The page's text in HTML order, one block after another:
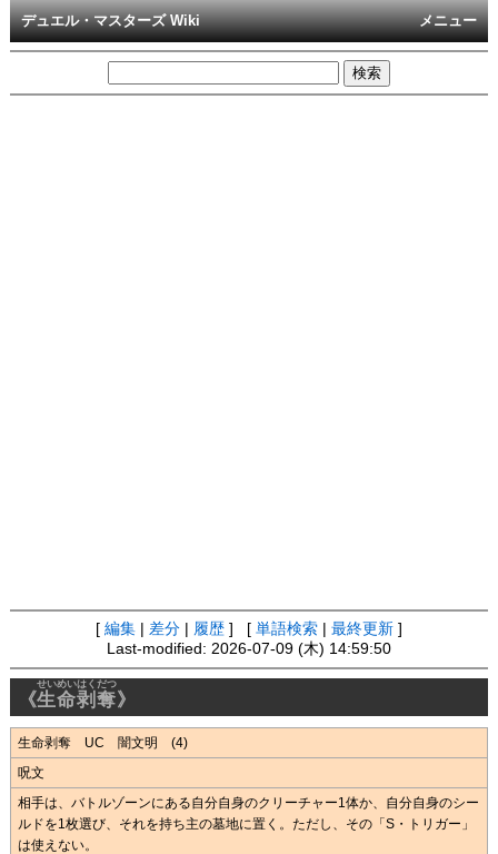
メニュー
デュエル・マスターズ Wiki
[ 編集 差分 履歴 ] [ 単語検索 最終更新 ]
Last-modified: 2026-07-09 (木) 14:59:50
《生命剥奪
せいめいはくだつ
》
生命剥奪 UC 闇文明 (4)
呪文
相手は、バトルゾーンにある自分自身のクリーチャー1体か、自分自身のシー
ルドを1枚選び、それを持ち主の墓地に置く。ただし、その「S・トリガー」
は使えない。